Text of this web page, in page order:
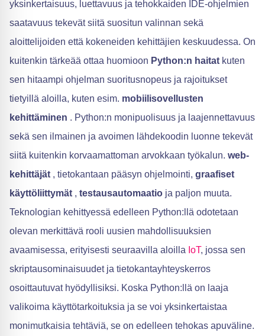
yksinkertaisuus, luettavuus ja tehokkaiden IDE-ohjelmien
saatavuus tekevät siitä suositun valinnan sekä
aloittelijoiden että kokeneiden kehittäjien keskuudessa. On
kuitenkin tärkeää ottaa huomioon Python:n haitat kuten
sen hitaampi ohjelman suoritusnopeus ja rajoitukset
tietyillä aloilla, kuten esim. mobiilisovellusten
kehittäminen . Python:n monipuolisuus ja laajennettavuus
sekä sen ilmainen ja avoimen lähdekoodin luonne tekevät
siitä kuitenkin korvaamattoman arvokkaan työkalun. web-
kehittäjät , tietokantaan pääsyn ohjelmointi, graafiset
käyttöliittymät , testausautomaatio ja paljon muuta.
Teknologian kehittyessä edelleen Python:llä odotetaan
olevan merkittävä rooli uusien mahdollisuuksien
avaamisessa, erityisesti seuraavilla aloilla IoT, jossa sen
skriptausominaisuudet ja tietokantayhteyskerros
osoittautuvat hyödyllisiksi. Koska Python:llä on laaja
valikoima käyttötarkoituksia ja se voi yksinkertaistaa
monimutkaisia tehtäviä, se on edelleen tehokas apuväline.